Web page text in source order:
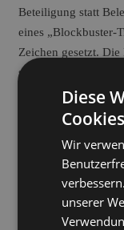
Beteiligung statt
eines „Blockbuster-
Zeichen gesetzt.
sind, konnten dann
bespielen. Neben
Tischaufsteller,
Social Intranet und
Diese
Wir
unserer